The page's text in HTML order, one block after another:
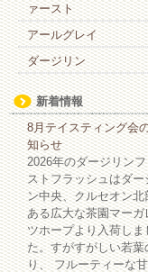
ァースト
アールグレイ
ダージリン
新着情報
8月テイスティング会
知らせ
2026年のダージリンフ
ストフラッシュはダー
ン中央、クルセオン北
ある広大な茶園マーガ
ツホープより入荷しま
た。すがすがしい若葉
り、 フルーティーな